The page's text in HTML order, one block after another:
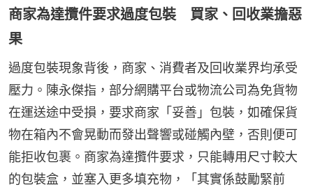
商家為達攬件要求過度包裝 買家、回收業擔惡
果
過度包裝現象背後，商家、消費者及回收業界均承受
壓力。陳永傑指，部分網購平台或物流公司為免貨物
在運送途中受損，要求商家「妥善」包裝，如確保貨
物在箱內不會晃動而發出聲響或碰觸內壁，否則便可
能拒收包裹。商家為達攬件要求，只能轉用尺寸較大
的包裝盒，並塞入更多填充物，「其實係鼓勵緊前